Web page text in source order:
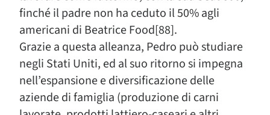
finché il padre non ha ceduto il 50% agli
americani di Beatrice Food[88].
Grazie a questa alleanza, Pedro può studiare
negli Stati Uniti, ed al suo ritorno si impegna
nell’espansione e diversificazione delle
aziende di famiglia (produzione di carni